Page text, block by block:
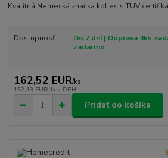
Kvalitná Nemecká značka kolies s TUV
Dostupnosť
Do 7 dní | Doprava 4ks
zadarmo
162,52 EUR/ks
132,13 EUR bez DPH
Pridať do košíka